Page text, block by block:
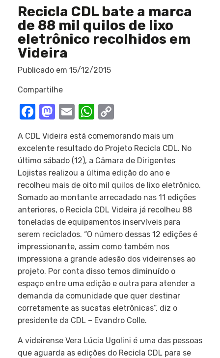
Recicla CDL bate a marca
de 88 mil quilos de lixo
eletrônico recolhidos em
Videira
Publicado em 15/12/2015
Compartilhe
Facebook
Mastodon
EmailWhatsApp
A CDL Videira está comemorando mais um
excelente resultado do Projeto Recicla CDL. No
último sábado (12), a Câmara de Dirigentes
Lojistas realizou a última edição do ano e
recolheu mais de oito mil quilos de lixo eletrônico.
Somado ao montante arrecadado nas 11 edições
anteriores, o Recicla CDL Videira já recolheu 88
toneladas de equipamentos inservíveis para
serem reciclados. “O número dessas 12 edições é
impressionante, assim como também nos
impressiona a grande adesão dos videirenses ao
projeto. Por conta disso temos diminuído o
espaço entre uma edição e outra para atender a
demanda da comunidade que quer destinar
corretamente as sucatas eletrônicas”, diz o
presidente da CDL – Evandro Colle.
A videirense Vera Lúcia Ugolini é uma das pessoas
que aguarda as edições do Recicla CDL para se